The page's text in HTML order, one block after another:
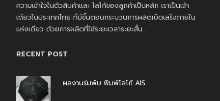
ความเข้าใจในตัวสินค้าและ โลโก้ของลูกค้าเป็นหลัก เราเป็นเจ้า
เดียวในประเทศไทย ที่มีขั้นตอนกระบวนการผลิตเบ็ดเสร็จภายใน
แห่งเดียว ด้วยการผลิตที่ใช้ระยะเวลาระยะสั้น..
RECENT POST
ผลงานร่มพับ พิมพ์โลโก้ AIS